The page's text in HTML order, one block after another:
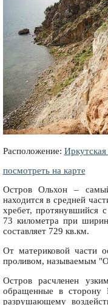
Расположение: Иркутская
посмотреть на карте
Остров Ольхон –
находится в средней
хребет, протянувшийся
73 километра при
составляет 729 кв.км.
От материковой части
проливом, называемым
Остров расчленен
обращенные в сторону
разрушающему